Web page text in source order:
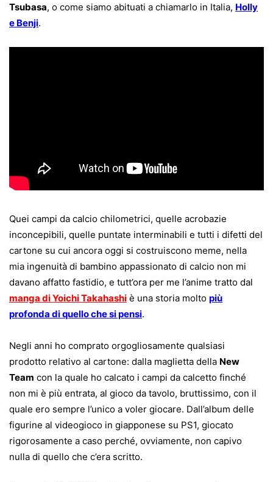
Tsubasa, o come siamo abituati a chiamarlo in Italia, Holly
e Benji.
Quei campi da calcio chilometrici, quelle acrobazie
inconcepibili, quelle puntate interminabili e tutti i difetti del
cartone su cui ancora oggi si costruiscono meme, nella
mia ingenuità di bambino appassionato di calcio non mi
davano affatto fastidio, e tutt’ora per me l’anime tratto dal
manga di Yoichi Takahashi è una storia molto più
profonda di quello che si pensi.
Negli anni ho comprato orgogliosamente qualsiasi
prodotto relativo al cartone: dalla maglietta della New
Team con la quale ho calcato i campi da calcetto finché
non mi è più entrata, al gioco da tavolo, bruttissimo, con il
quale ero sempre l’unico a voler giocare. Dall’album delle
figurine al videogioco in giapponese su PS1, giocato
rigorosamente a caso perché, ovviamente, non capivo
nulla di quello che c’era scritto.